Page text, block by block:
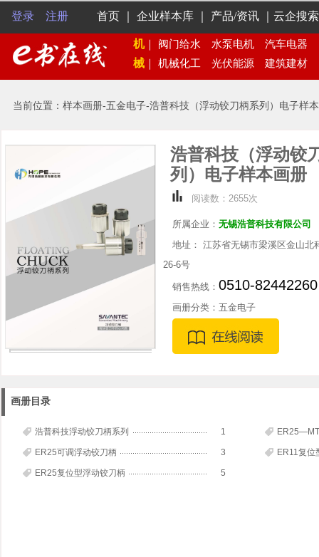
登录 注册 首页 企业样本库 产品/资讯 云企搜索
机｜ 阀门给水 水泵电机 汽车电器
械
机械化工 光伏能源 建筑建材
当前位置：样本画册-五金电子-浩普科技（浮动铰刀柄系列）电子样
浩普科技（浮动铰
列）电子样本画册
阅读数：2655次
所属企业： 无锡浩普科技有限公司
地址： 江苏省无锡市梁溪区金山北
26-6号
销售热线： 0510-82442260
画册分类：五金电子
画册目录
浩普科技浮动铰刀柄系列 1
ER25可调浮动铰刀柄 3 ER11复位
ER25复位型浮动铰刀柄 5